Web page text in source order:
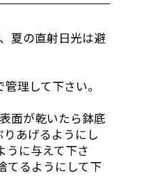
夏の直射日光は避
理して下さい。
面が乾いたら鉢底
あげるようにし
うに与えて下さ
てるようにして下